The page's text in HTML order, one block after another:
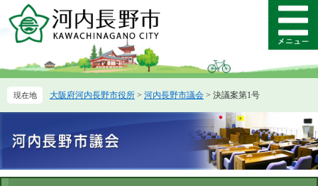
ー
先
す。
ニ
を
し
へ
メ
ニ
ー
大阪府河内長野市役所 > 河内長野市議会 > 決議案第1号